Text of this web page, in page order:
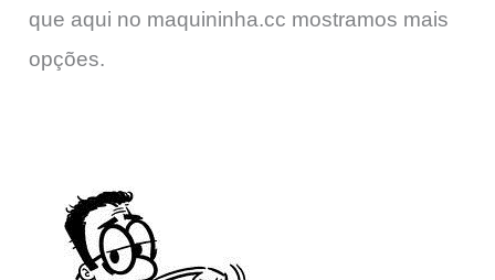
que aqui no maquininha.cc mostramos mais
opções.